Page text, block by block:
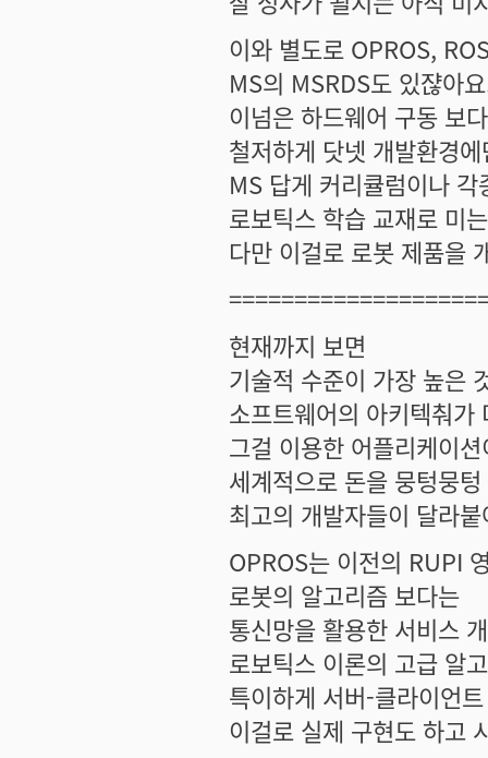
이와 별도로 OPROS,
MS의 MSRDS도 있쟎아
이넘은 하드웨어 구동 보
철저하게 닷넷 개발환경
MS 답게 커리큘럼이나
로보틱스 학습 교재로 미
다만 이걸로 로봇 제품을
현재까지 보면
기술적 수준이 가장 높은
소프트웨어의 아키텍춰
그걸 이용한 어플리케이
세계적으로 돈을 뭉텅뭉
최고의 개발자들이 달라
OPROS는 이전의 RUPI
로봇의 알고리즘 보다는
통신망을 활용한 서비스
로보틱스 이론의 고급 알
특이하게 서버-클라이언
이걸로 실제 구현도 하고